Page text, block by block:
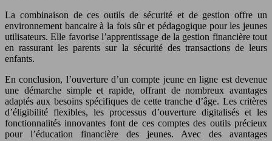
La combinaison de ces outils de sécurité et de gestion offre un
environnement bancaire à la fois sûr et pédagogique pour les jeunes
utilisateurs. Elle favorise l’apprentissage de la gestion financière tout
en rassurant les parents sur la sécurité des transactions de leurs
enfants.
En conclusion, l’ouverture d’un compte jeune en ligne est devenue
une démarche simple et rapide, offrant de nombreux avantages
adaptés aux besoins spécifiques de cette tranche d’âge. Les critères
d’éligibilité flexibles, les processus d’ouverture digitalisés et les
fonctionnalités innovantes font de ces comptes des outils précieux
pour l’éducation financière des jeunes. Avec des avantages